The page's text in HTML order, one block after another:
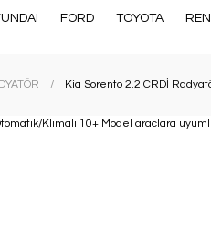
FORD TOYOTA
Kia Sorento 2.2 CRDİ